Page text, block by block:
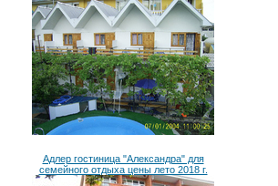
Адлер гостиница "Александра" для
семейного отдыха цены лето 2018 г.